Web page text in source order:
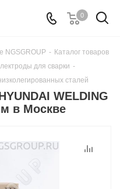
0
NGSGROUP - Каталог товаров
для сварки -
сталей
WELDING
в Москве